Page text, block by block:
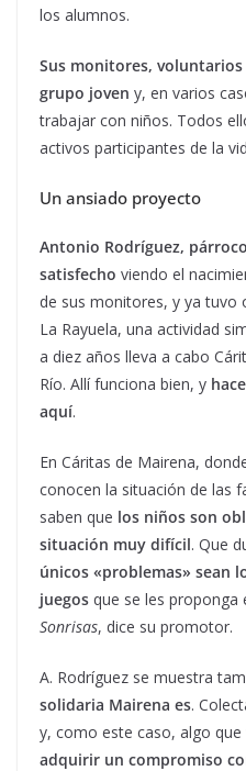
los alumnos.
Sus monitores,
grupo joven y, en varios
trabajar con niños. Todos
activos participantes de la
Un ansiado proyecto
Antonio Rodríguez,
satisfecho viendo el
de sus monitores, y ya tuvo
La Rayuela, una actividad
a diez años lleva a cabo
Río. Allí funciona bien, y
aquí.
En Cáritas de Mairena,
conocen la situación de las
saben que los niños son
situación muy difícil. Que
únicos «problemas» sean
juegos que se les proponga
Sonrisas, dice su promotor.
A. Rodríguez se muestra
solidaria Mairena es.
y, como este caso, algo
adquirir un compromiso